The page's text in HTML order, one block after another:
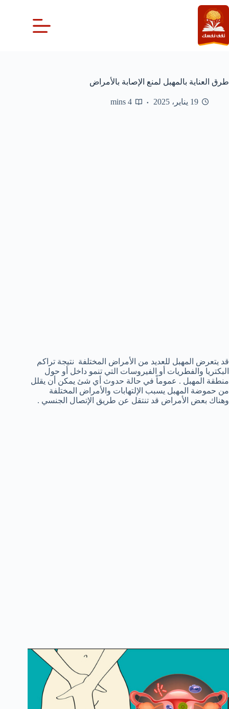
التجاوز
إلى
المحتوى
طرق العناية بالمهبل لمنع الإصابة بالأمراض
19 يناير، 2025 4 mins
قد يتعرض المهبل للعديد من الأمراض المختلفة نتيجة تراكم
البكتريا والفطريات أو الفيروسات التي تنمو داخل أو حول
منطقة المهبل . عموماً في حالة حدوث أي شئ يمكن أن يقلل
من حموضة المهبل يسبب الإلتهابات والأمراض المختلفة
وهناك بعض الأمراض قد تنتقل عن طريق الإتصال الجنسي .